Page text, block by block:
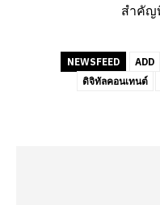
สำคัญ
NEWSFEED ADD
ดิจิทัลคอนเทนต์